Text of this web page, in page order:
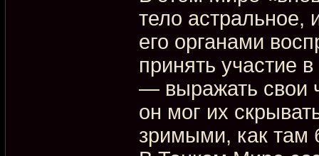
тело астральное,
его органами
принять участие
— выражать свои
он мог их
зримыми, как там